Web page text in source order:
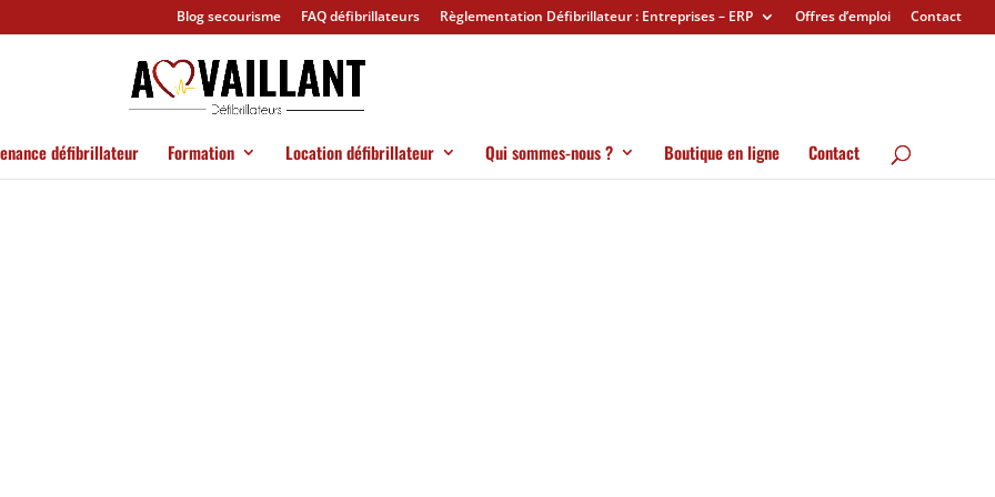
Blog secourisme FAQ défibrillateurs Règlementation Défibrillateur : Entreprises – ERP Offres d’emploi Contact
défibrillateur Formation Location défibrillateur Qui sommes-nous ? Boutique en ligne Contact